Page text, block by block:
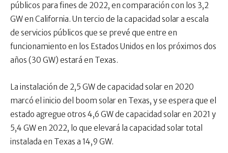
públicos para fines de 2022, en comparación con los 3,2
GW en California. Un tercio de la capacidad solar a escala
de servicios públicos que se prevé que entre en
funcionamiento en los Estados Unidos en los próximos dos
años (30 GW) estará en Texas.
La instalación de 2,5 GW de capacidad solar en 2020
marcó el inicio del boom solar en Texas, y se espera que el
estado agregue otros 4,6 GW de capacidad solar en 2021 y
5,4 GW en 2022, lo que elevará la capacidad solar total
instalada en Texas a 14,9 GW.